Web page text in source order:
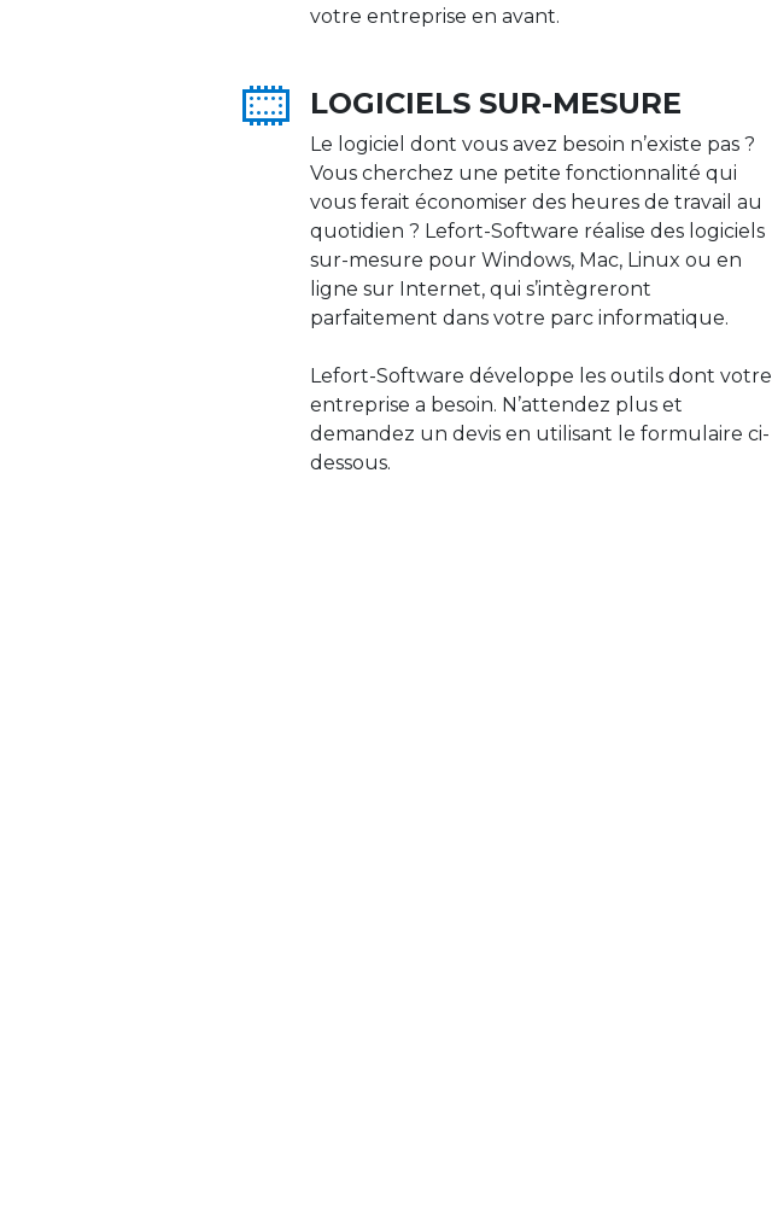
votre entreprise en avant.
LOGICIELS SUR-MESURE
Le logiciel dont vous avez besoin n’existe pas ?
Vous cherchez une petite fonctionnalité qui
vous ferait économiser des heures de travail au
quotidien ? Lefort-Software réalise des logiciels
sur-mesure pour Windows, Mac, Linux ou en
ligne sur Internet, qui s’intègreront
parfaitement dans votre parc informatique.
Lefort-Software développe les outils dont votre
entreprise a besoin. N’attendez plus et
demandez un devis en utilisant le formulaire ci-
dessous.